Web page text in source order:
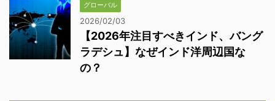
グローバル
2026/02/03
【2026年注目すべきインド、バング
ラデシュ】なぜインド洋周辺国な
の？